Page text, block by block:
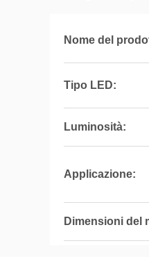
Nome del
Tipo LED:
Luminosità:
Applicazione:
Dimensioni del